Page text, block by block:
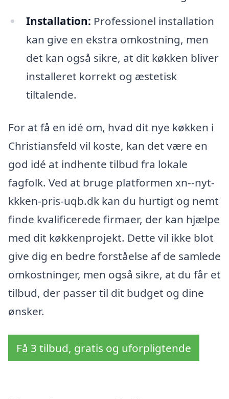
Installation: Professionel installation
kan give en ekstra omkostning, men
det kan også sikre, at dit køkken bliver
installeret korrekt og æstetisk
tiltalende.
For at få en idé om, hvad dit nye køkken i
Christiansfeld vil koste, kan det være en
god idé at indhente tilbud fra lokale
fagfolk. Ved at bruge platformen xn--nyt-
kkken-pris-uqb.dk kan du hurtigt og nemt
finde kvalificerede firmaer, der kan hjælpe
med dit køkkenprojekt. Dette vil ikke blot
give dig en bedre forståelse af de samlede
omkostninger, men også sikre, at du får et
tilbud, der passer til dit budget og dine
ønsker.
Få 3 tilbud, gratis og uforpligtende